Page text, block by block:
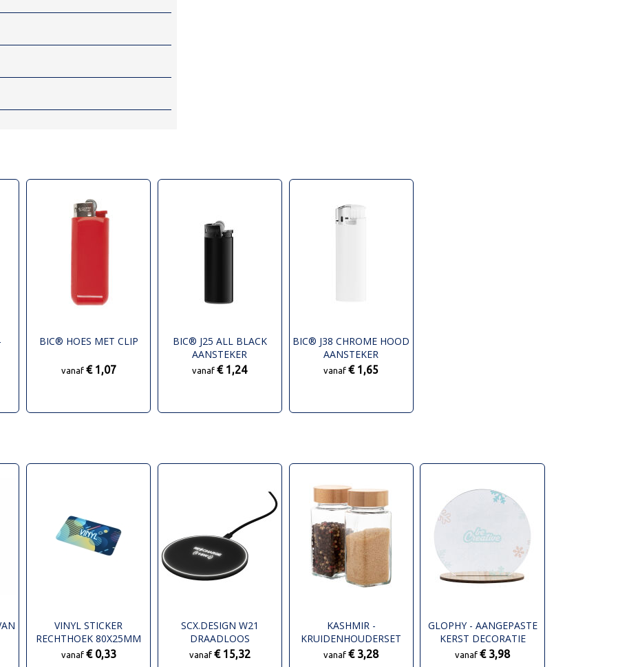
BIC® HOES MET CLIP
vanaf € 1,07
BIC® J25 ALL BLACK
AANSTEKER
vanaf€ 1,24
BIC® J38 CHROME HOOD
AANSTEKER
vanaf€ 1,65
VINYL STICKER
RECHTHOEK 80X25MM
vanaf € 0,33
SCX.DESIGN W21
DRAADLOOS
OPLAADSTATION VAN 15
vanaf € 15,32
KASHMIR -
KRUIDENHOUDERSET
vanaf€ 3,28
GLOPHY - AANGEPASTE
KERST DECORATIE
vanaf€ 3,98